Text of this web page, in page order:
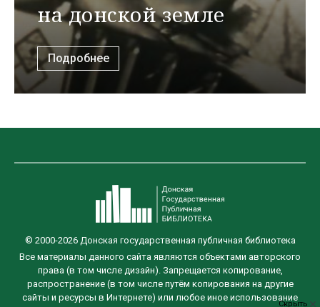
на донской земле
Подробнее
Скрыть
© 2000-2026 Донская государственная публичная библиотека
Все материалы данного сайта являются объектами авторского
права (в том числе дизайн). Запрещается копирование,
распространение (в том числе путём копирования на другие
сайты и ресурсы в Интернете) или любое иное использование